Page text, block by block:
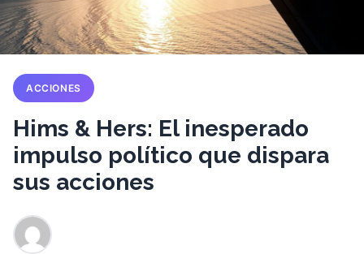
ACCIONES
Hims & Hers: El inesperado
impulso político que dispara
sus acciones